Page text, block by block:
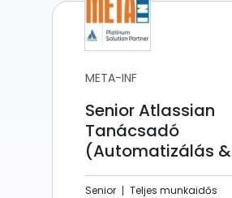
META-INF
Senior Atlassian
Tanácsadó
(Automatizálás &
Scripting)
Senior
Teljes munkaidős